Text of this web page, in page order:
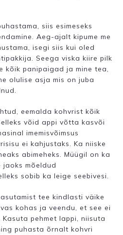
siis esimeseks
Aeg-ajalt kipume me
isegi siis kui oled
Seega viska kiire pilk
kõik panipaigad ja mine tea,
olulise asja mis on juba
eemalda kohvrist kõik
võid appi võtta kasvõi
imemisvõimsus
ei kahjustaks. Ka niiske
abimeheks. Müügil on ka
jaoks mõeldud
sobib ka leige seebivesi.
tee kindlasti väike
kohas ja veendu, et see ei
pehmet lappi, niisuta
puhasta õrnalt kohvri